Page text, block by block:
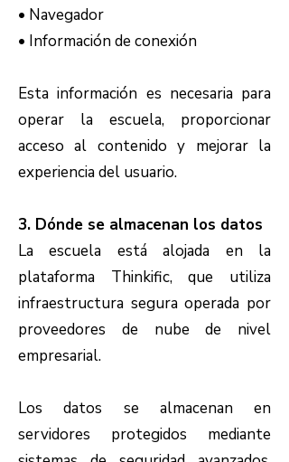
• Navegador
• Información de conexión
Esta información es necesaria para
operar la escuela, proporcionar
acceso al contenido y mejorar la
experiencia del usuario.
3. Dónde se almacenan los datos
La escuela está alojada en la
plataforma Thinkific, que utiliza
infraestructura segura operada por
proveedores de nube de nivel
empresarial.
Los datos se almacenan en
servidores protegidos mediante